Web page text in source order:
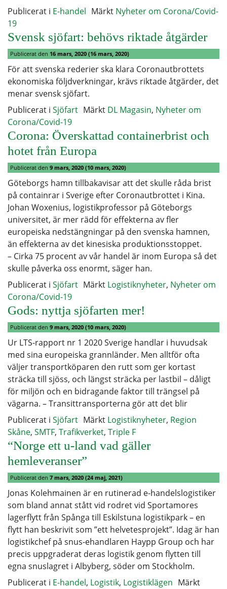
Publicerat i E-handel Märkt Nyheter om Corona/Covid-
19
Svensk sjöfart: behövs riktade åtgärder
Publicerat den 16 mars, 2020 (16 mars, 2020)
För att svenska rederier ska klara Coronautbrottets
ekonomiska följdverkningar, krävs riktade åtgärder, det
menar svensk sjöfart.
Publicerat i Sjöfart Märkt DL Magasin, Nyheter om
Corona/Covid-19
Corona: Överskattad containerbrist och
hotet från Europa
Publicerat den 9 mars, 2020 (10 mars, 2020)
Göteborgs hamn tillbakavisar att det skulle råda brist
på containrar i Sverige efter Coronautbrottet i Kina.
Johan Woxenius, logistikprofessor på Göteborgs
universitet, är mer rädd för effekterna av fler
europeiska nedstängningar på den svenska hamnen,
än effekterna av det kinesiska produktionsstoppet.
– Cirka 75 procent av vår handel är inom Europa så det
skulle påverka oss enormt, säger han.
Publicerat i Sjöfart Märkt Logistiknyheter, Nyheter om
Corona/Covid-19
Gods: nyttja sjöfarten mer!
Publicerat den 9 mars, 2020 (10 mars, 2020)
Ur LTS-rapport nr 1 2020 Sverige handlar i huvudsak
med sina europeiska grannländer. Men alltför ofta
väljer transportköparen den rutt som ger kortast
sträcka till sjöss, och längst sträcka per lastbil – dåligt
för miljön och en bidragande faktor till trängsel på
vägarna. – Transittransporterna gör att det blir
Publicerat i Sjöfart Märkt Logistiknyheter, Region
Skåne, SMTF, Trafikverket, Triple F
“Norge ett u-land vad gäller
hemleveranser”
Publicerat den 7 mars, 2020 (24 maj, 2021)
Jonas Kolehmainen är en rutinerad e-handelslogistiker
som bland annat stått vid rodret vid Sportamores
lagerflytt från Spånga till Eskilstuna logistikpark – en
flytt han beskrivit som ”ett helvetesprojekt”. Idag är han
logistikchef på snus-ehandlaren Haypp Group och har
precis uppgraderat deras logistik genom flytten till
egna snuslagret i Albyberg, söder om Stockholm.
Publicerat i E-handel, Logistik, Logistiklägen Märkt